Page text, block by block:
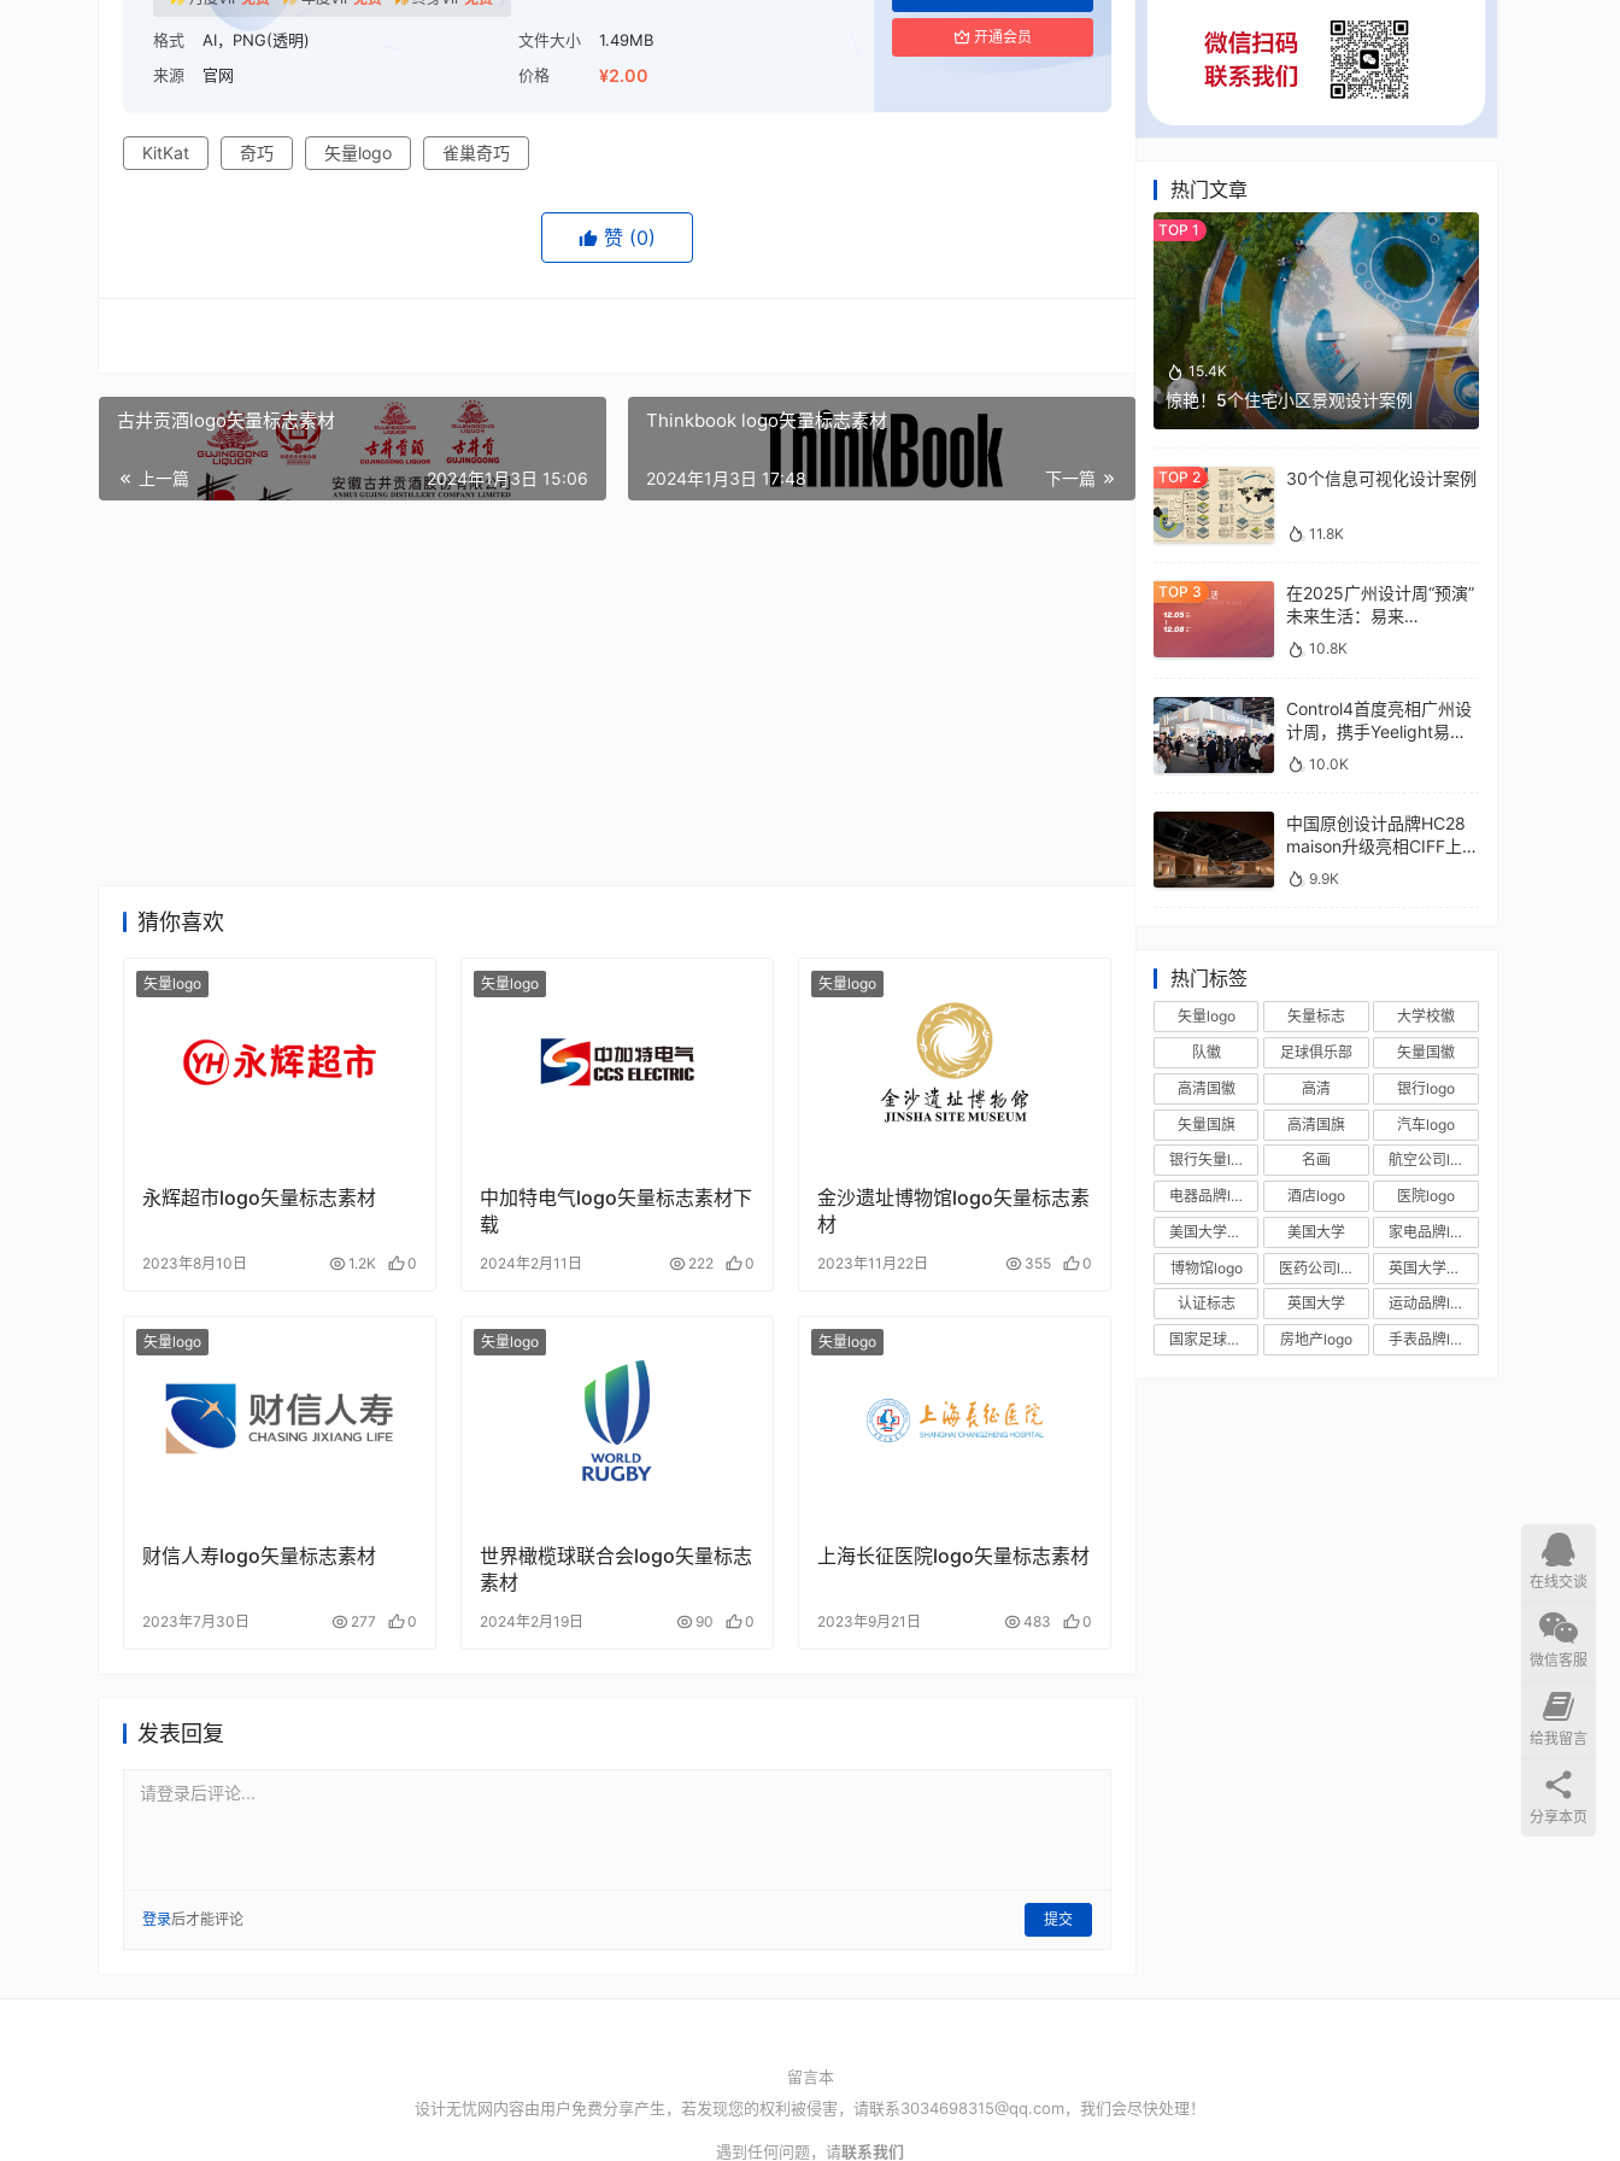
格式 AI，PNG(透明) 文件大小
1.49MB
来源
官网 价格 ¥2.00
开通会员
KitKat 奇巧 矢量logo 雀巢奇巧
赞 (0)
古井贡酒logo矢量标志素材
上一篇 2024年1月3日 15:06
Thinkbook logo矢量标志素材
下一篇
2024年1月3日 17:48
猜你喜欢
矢量logo
永辉超市logo矢量标志素材
2023年8月10日 1.2K 0
矢量logo
中加特电气logo矢量标志素材下
载
2024年2月11日 222 0
矢量logo
金沙遗址博物馆logo矢量标志素
材
2023年11月22日 355 0
矢量logo
财信人寿logo矢量标志素材
2023年7月30日 277 0
矢量logo
世界橄榄球联合会logo矢量标志
素材
2024年2月19日 90 0
矢量logo
上海长征医院logo矢量标志素材
2023年9月21日 483 0
发表回复
请登录后评论...
登录后才能评论 提交
热门文章
15.4K
惊艳！5个住宅小区景观设计案例
30个信息可视化设计案例
11.8K
在2025广州设计周“预演”
未来生活：易来
xControl4展位待您亲鉴
10.8K
Control4首度亮相广州设
计周，携手Yeelight易来
深化本土战略
10.0K
中国原创设计品牌HC28
maison升级亮相CIFF上
海，汇聚设计巨擘
9.9K
热门标签
矢量logo 矢量标志
大学校徽
队徽
足球俱乐部
矢量国徽
高清国徽
高清
银行logo
矢量国旗
高清国旗
汽车logo
银行矢量logo
名画
航空公司logo
电器品牌logo
酒店logo
医院logo
美国大学校徽
美国大学
家电品牌logo
博物馆logo
医药公司logo
英国大学校徽
认证标志
英国大学
运动品牌logo
国家足球队队徽
房地产logo 手表品牌logo
留言本
设计无忧网内容由用户免费分享产生，若发现您的权利被侵害，请联系3034698315@qq.com，我们会尽快处理！
遇到任何问题，请联系我们
在线交谈
微信客服
给我留言
分享本页